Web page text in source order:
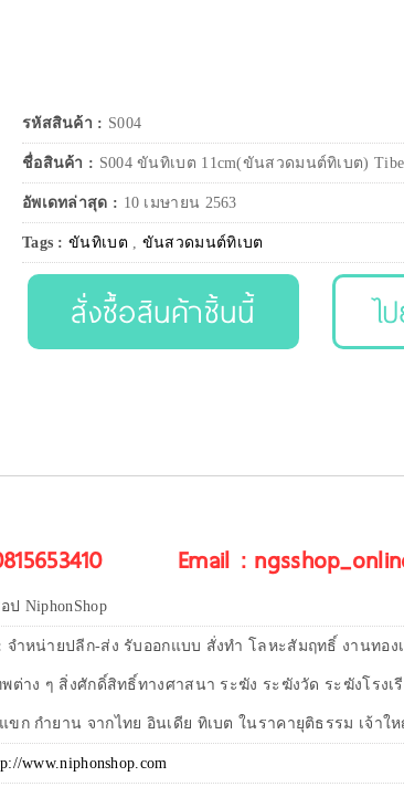
รหัสสินค้า : S004
ชื่อสินค้า : S004 ขันทิเบต 11cm(ขันสวดมนต์ทิเบต)
อัพเดทล่าสุด : 10 เมษายน 2563
Tags :ขันทิเบต , ขันสวดมนต์ทิเบต
สั่งซื้อสินค้าชิ้นนี้ ไ
Email :
NiphonShop
จำหน่ายปลีก-ส่ง รับออกแบบ สั่งทำ โลหะสัมฤทธิ์ งานทอง
ต่าง ๆ สิ่งศักดิ์สิทธิ์ทางศาสนา ระฆัง ระฆังวัด ระฆังโรงเ
ก กำยาน จากไทย อินเดีย ทิเบต ในราคายุติธรรม เจ้าใ
www.niphonshop.com